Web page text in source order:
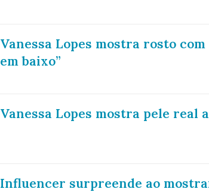
Vanessa Lopes mostra rosto
em baixo”
Vanessa Lopes mostra pele real
Influencer surpreende ao